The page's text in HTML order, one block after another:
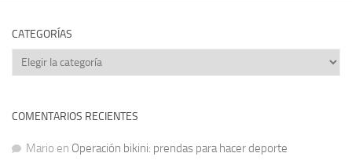
CATEGORÍAS
Categorías
COMENTARIOS RECIENTES
Mario en Operación bikini: prendas para hacer deporte